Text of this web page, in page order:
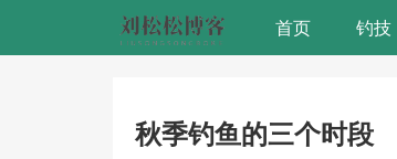
首页 钓技
秋季钓鱼的三个时段